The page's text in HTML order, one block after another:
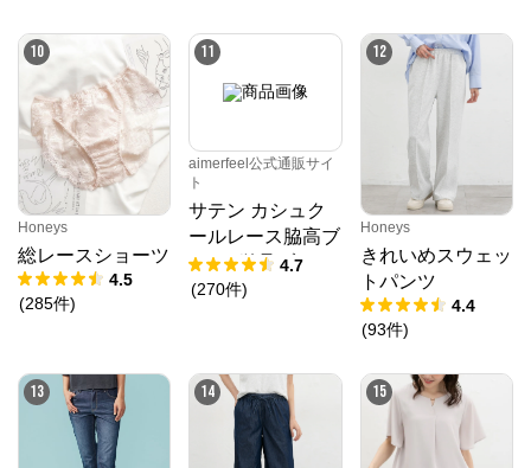
10
Honeys
総レースショーツ
4.5
(285件)
11
aimerfeel公式通販サイ
ト
サテン カシュク
ールレース脇高ブ
ラ(R) 単品ブラジ
ャー
4.7
(270件)
12
Honeys
きれいめスウェッ
トパンツ
4.4
(93件)
13 14 15